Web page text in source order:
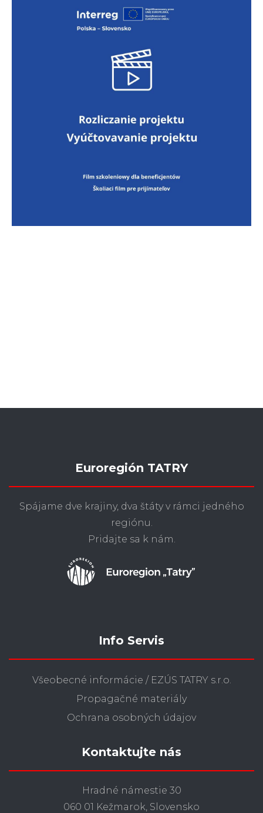
Euroregión TATRY
Spájame dve krajiny, dva štáty v rámci jedného
regiónu.
Pridajte sa k nám.
Info Servis
Všeobecné informácie / EZÚS TATRY s.r.o.
Propagačné materiály
Ochrana osobných údajov
Kontaktujte nás
Hradné námestie 30
060 01 Kežmarok, Slovensko